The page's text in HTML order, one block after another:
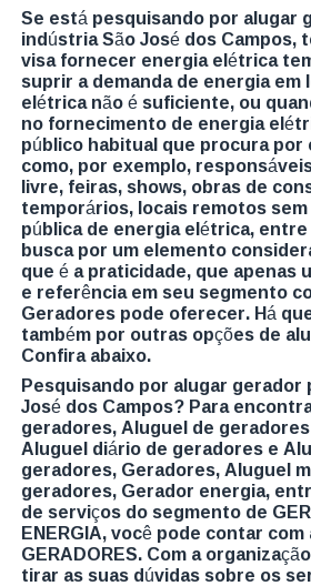
Se está pesquisando por alugar
indústria São José dos Campos,
visa fornecer energia elétrica
suprir a demanda de energia em
elétrica não é suficiente, ou
no fornecimento de energia
público habitual que procura por
como, por exemplo,
livre, feiras, shows, obras de
temporários, locais remotos
pública de energia elétrica,
busca por um elemento
que é a praticidade, que apenas
e referência em seu segmento
Geradores pode oferecer. Há
também por outras opções de
Confira abaixo.
Pesquisando por alugar gerador
José dos Campos? Para
geradores, Aluguel de
Aluguel diário de geradores e
geradores, Geradores, Aluguel
geradores, Gerador energia,
de serviços do segmento de
ENERGIA, você pode contar com
GERADORES. Com a
tirar as suas dúvidas sobre os